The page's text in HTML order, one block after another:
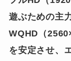
遊ぶための主
WQHD（
を安定させ、